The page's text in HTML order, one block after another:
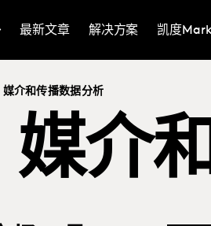
最新文章 解决方案 凯度
媒介和传播数据分析
媒介